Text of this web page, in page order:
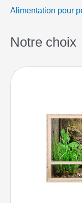
Alimentation pour
Notre choix